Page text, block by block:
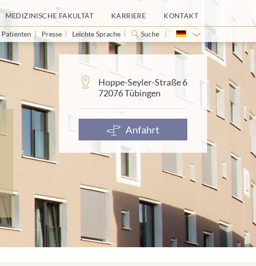
MEDIZINISCHE FAKULTÄT KARRIERE KONTAKT
Presse Leichte Sprache Suche
Adresse:
Hoppe-Seyler-Straße 6
72076 Tübingen
Anfahrt